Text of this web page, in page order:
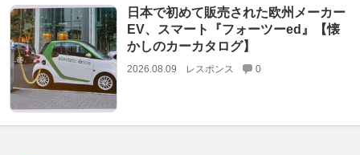
日本で初めて販売された欧州メーカー
EV、スマート『フォーツーed』【懐
かしのカーカタログ】
2026.08.09 レスポンス 0